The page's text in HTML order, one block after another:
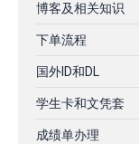
博客及相关知识
下单流程
国外ID和DL
学生卡和文凭套
成绩单办理